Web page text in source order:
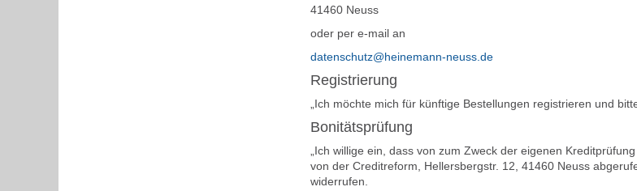
41460 Neuss
oder per e-mail an
datenschutz@heinemann-neuss.de
Registrierung
„Ich möchte mich für künftige Bestellungen registrieren und
Bonitätsprüfung
„Ich willige ein, dass von zum Zweck der eigenen
von der Creditreform, Hellersbergstr. 12, 41460 Neuss
widerrufen.